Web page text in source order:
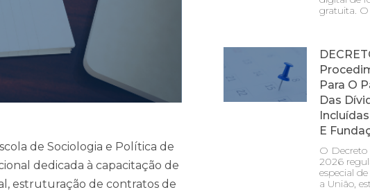
de Sociologia e Política de
dedicada à capacitação de
estruturação de contratos de
gratuita. O
Para O
Das
E
O Decreto
2026
especial
a União,